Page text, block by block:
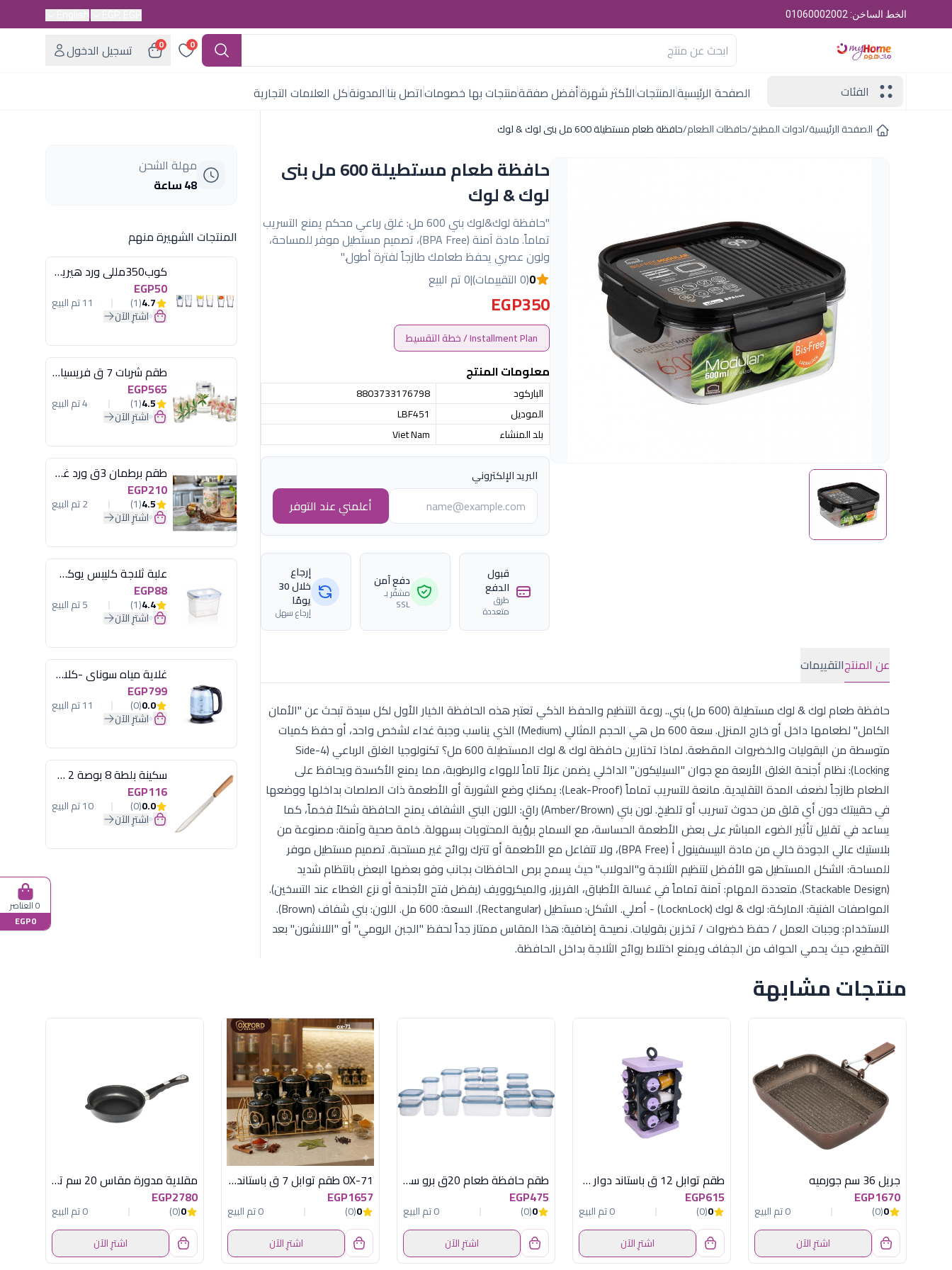
الخط الساخن: 01060002002
0
0
تسجيل الدخول
الفئات
الصفحة الرئيسيةالمنتجاتالأكثر شهرةأفضل صفقةمنتجات بها خصوماتاتصل بناالمدونةكل العلامات التجارية
الصفحة الرئيسية/ادوات المطبخ/حافظات الطعام/حافظة طعام مستطيلة 600 مل بنى لوك & لوك
حافظة طعام مستطيلة 600 مل بنى
لوك & لوك
"حافظة لوك&لوك بني 600 مل: غلق رباعي محكم يمنع التسريب
تماماً. مادة آمنة (BPA Free)، تصميم مستطيل موفر للمساحة،
ولون عصري يحفظ طعامك طازجاً لفترة أطول."
0(0 التقييمات) |0 تم البيع
EGP350
Installment Plan / خطة التقسيط
معلومات المنتج
الباركود
8803733176798
الموديل
LBF451
بلد المنشاء
Viet Nam
البريد الإلكتروني
أعلمني عند التوفر
قبول
الدفع
طرق
متعددة
دفع آمن
مشفّر بـ
SSL
إرجاع
خلال 30
يومًا
إرجاع سهل
عن المنتجالتقييمات
حافظة طعام لوك & لوك مستطيلة (600 مل) بني.. روعة التنظيم والحفظ الذكي تعتبر هذه الحافظة الخيار الأول لكل سيدة تبحث عن "الأمان
الكامل" لطعامها داخل أو خارج المنزل. سعة 600 مل هي الحجم المثالي (Medium) الذي يناسب وجبة غداء لشخص واحد، أو حفظ كميات
متوسطة من البقوليات والخضروات المقطعة. لماذا تختارين حافظة لوك & لوك المستطيلة 600 مل؟ تكنولوجيا الغلق الرباعي (4-Side
Locking): نظام أجنحة الغلق الأربعة مع جوان "السيليكون" الداخلي يضمن عزلاً تاماً للهواء والرطوبة، مما يمنع الأكسدة ويحافظ على
الطعام طازجاً لضعف المدة التقليدية. مانعة للتسريب تماماً (Leak-Proof): يمكنكِ وضع الشوربة أو الأطعمة ذات الصلصات بداخلها ووضعها
في حقيبتك دون أي قلق من حدوث تسريب أو تلطيخ. لون بني (Amber/Brown) راقٍ: اللون البني الشفاف يمنح الحافظة شكلاً فخماً، كما
يساعد في تقليل تأثير الضوء المباشر على بعض الأطعمة الحساسة، مع السماح برؤية المحتويات بسهولة. خامة صحية وآمنة: مصنوعة من
بلاستيك عالي الجودة خالي من مادة البيسفينول أ (BPA Free)، ولا تتفاعل مع الأطعمة أو تترك روائح غير مستحبة. تصميم مستطيل موفر
للمساحة: الشكل المستطيل هو الأفضل لتنظيم الثلاجة و"الدولاب" حيث يسمح برص الحافظات بجانب وفو بعضها البعض بانتظام شديد
(Stackable Design). متعددة المهام: آمنة تماماً في غسالة الأطباق، الفريزر، والميكروويف (يفضل فتح الأجنحة أو نزع الغطاء عند التسخين).
المواصفات الفنية: الماركة: لوك & لوك (LocknLock) - أصلي. الشكل: مستطيل (Rectangular). السعة: 600 مل. اللون: بني شفاف (Brown).
الاستخدام: وجبات العمل / حفظ خضروات / تخزين بقوليات. نصيحة إضافية: هذا المقاس ممتاز جداً لحفظ "الجبن الرومي" أو "اللانشون" بعد
التقطيع، حيث يحمي الحواف من الجفاف ويمنع اختلاط روائح الثلاجة بداخل الحافظة.
مهلة الشحن
48 ساعة
المنتجات الشهيرة منهم
كوب350مللى ورد هيريفين
EGP50
4.7
(1) 11 تم البيع
اشترِ الآن
طقم شربات 7 ق فريسيا لومينارك
EGP565
4.5
(1) 4 تم البيع
اشترِ الآن
طقم برطمان 3ق ورد غطاء مينت جرين هيريفين
EGP210
4.5
(1) 2 تم البيع
اشترِ الآن
علبة ثلاجة كليبس يوكسان
EGP88
4.4
(1) 5 تم البيع
اشترِ الآن
غلاية مياه سوناي -كلاسيك 2200 وات، 1.7 لتر زجاج اضائة ليد - MAR-3752
EGP799
0.0
(0) 11 تم البيع
اشترِ الآن
سكينة بلطة 8 بوصة 2 مسمار
EGP116
0.0
(0) 10 تم البيع
اشترِ الآن
منتجات مشابهة
جريل 36 سم جورميه
EGP1670
0
(0)
0 تم البيع
اشترِ الآن
طقم توابل 12 ق باستاند دوار موف هيريفين
EGP615
0
(0)
0 تم البيع
اشترِ الآن
طقم حافظة طعام 20ق برو سيفر
EGP475
0
(0)
0 تم البيع
اشترِ الآن
OX-71 طقم توابل 7 ق باستاند اسود اكسفورد
EGP1657
0
(0)
0 تم البيع
اشترِ الآن
مقلاية مدورة مقاس 20 سم تيتانيوم إي إم تي (AMT - 20cm Round Titanium Pan)
EGP2780
0
(0)
0 تم البيع
اشترِ الآن
0 العناصر
EGP0